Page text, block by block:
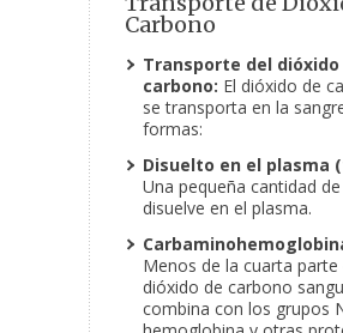
Carbono
Transporte del dióxido
carbono: El dióxido de
se transporta en la
formas:
Disuelto en el plasma
Una pequeña cantidad de
disuelve en el plasma.
Menos de la cuarta parte
dióxido de carbono
combina con los grupos